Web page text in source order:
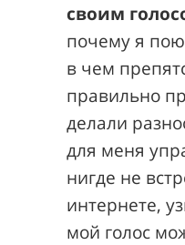
своим
почему я
в чем
правильно
делали
для меня
нигде не
интернете,
мой голос